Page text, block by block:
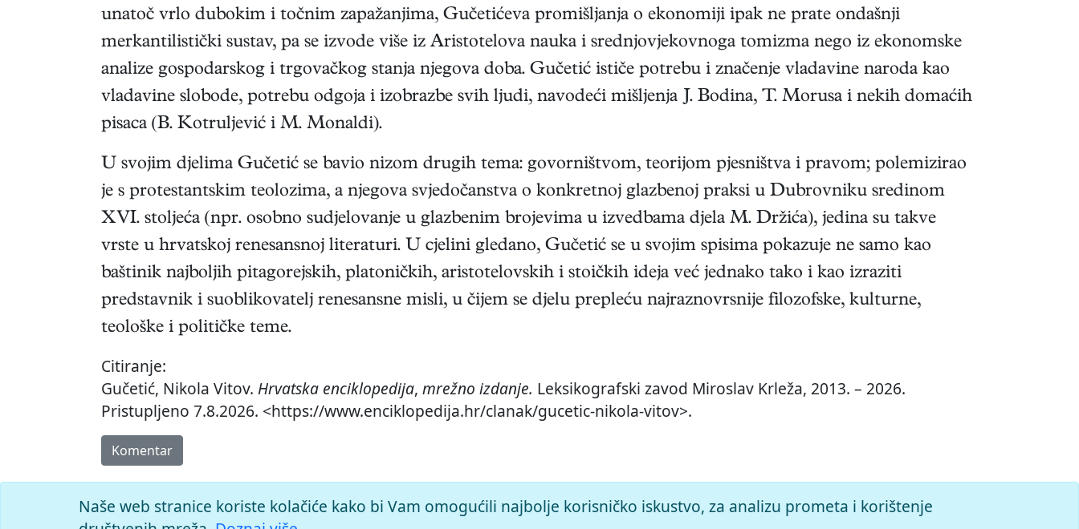
unatoč vrlo dubokim i točnim zapažanjima, Gučetićeva promišljanja o ekonomiji ipak ne prate ondašnji
merkantilistički sustav, pa se izvode više iz Aristotelova nauka i srednjovjekovnoga tomizma nego iz ekonomske
analize gospodarskog i trgovačkog stanja njegova doba. Gučetić ističe potrebu i značenje vladavine naroda kao
vladavine slobode, potrebu odgoja i izobrazbe svih ljudi, navodeći mišljenja J. Bodina, T. Morusa i nekih domaćih
pisaca (B. Kotruljević i M. Monaldi).
U svojim djelima Gučetić se bavio nizom drugih tema: govorništvom, teorijom pjesništva i pravom; polemizirao
je s protestantskim teolozima, a njegova svjedočanstva o konkretnoj glazbenoj praksi u Dubrovniku sredinom
XVI. stoljeća (npr. osobno sudjelovanje u glazbenim brojevima u izvedbama djela M. Držića), jedina su takve
vrste u hrvatskoj renesansnoj literaturi. U cjelini gledano, Gučetić se u svojim spisima pokazuje ne samo kao
baštinik najboljih pitagorejskih, platoničkih, aristotelovskih i stoičkih ideja već jednako tako i kao izraziti
predstavnik i suoblikovatelj renesansne misli, u čijem se djelu prepleću najraznovrsnije filozofske, kulturne,
teološke i političke teme.
Citiranje:
Gučetić, Nikola Vitov. Hrvatska enciklopedija, mrežno izdanje. Leksikografski zavod Miroslav Krleža, 2013. – 2026.
Pristupljeno 7.8.2026. <https://www.enciklopedija.hr/clanak/gucetic-nikola-vitov>.
Komentar
Naše web stranice koriste kolačiće kako bi Vam omogućili najbolje korisničko iskustvo, za analizu prometa i korištenje